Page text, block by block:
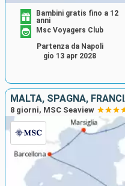
Bambini gratis fino a 12
anni
Msc Voyagers Club
Partenza da Napoli
gio 13 apr 2028
MALTA, SPAGNA,
8 giorni, MSC Seaview